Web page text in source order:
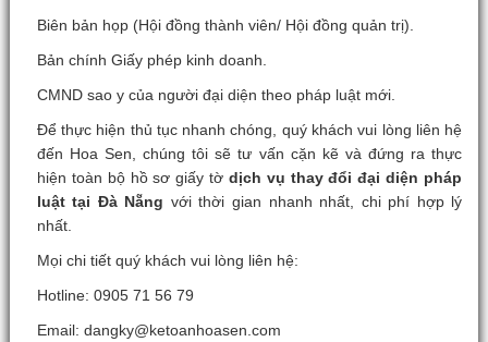
Biên bản họp (Hội đồng thành viên/ Hội đồng quản trị).
Bản chính Giấy phép kinh doanh.
CMND sao y của người đại diện theo pháp luật mới.
Để thực hiện thủ tục nhanh chóng, quý khách vui lòng liên hệ
đến Hoa Sen, chúng tôi sẽ tư vấn cặn kẽ và đứng ra thực
hiện toàn bộ hồ sơ giấy tờ dịch vụ thay đổi đại diện pháp
luật tại Đà Nẵng với thời gian nhanh nhất, chi phí hợp lý
nhất.
Mọi chi tiết quý khách vui lòng liên hệ:
Hotline: 0905 71 56 79
Email: dangky@ketoanhoasen.com